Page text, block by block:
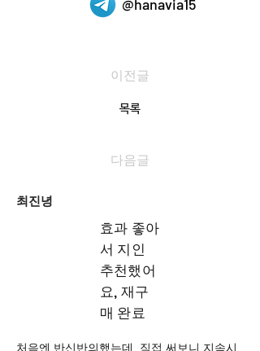
@hanavia15
이전글
목록
다음글
최진녕
효과 좋아
서 지인
추천했어
요, 재구
매 완료
처음엔 반신반의했는데, 직접 써보니 지속시